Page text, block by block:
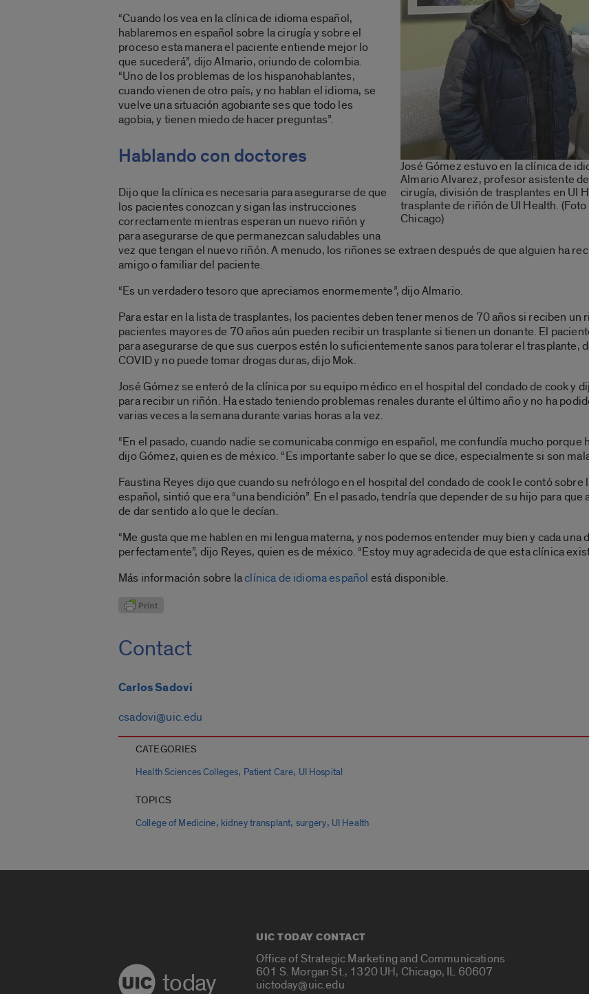
José Gómez estuvo en la clínica de
Almario Alvarez, profesor asistente
cirugía, división de trasplantes en UI
trasplante de riñón de UI Health.
Chicago)
“Cuando los vea en la clínica de idioma español,
hablaremos en español sobre la cirugía y sobre el
proceso esta manera el paciente entiende mejor lo
que sucederá”, dijo Almario, oriundo de colombia.
“Uno de los problemas de los hispanohablantes,
cuando vienen de otro país, y no hablan el idioma, se
vuelve una situación agobiante ses que todo les
agobia, y tienen miedo de hacer preguntas”.
Hablando con doctores
Dijo que la clínica es necesaria para asegurarse de que
los pacientes conozcan y sigan las instrucciones
correctamente mientras esperan un nuevo riñón y
para asegurarse de que permanezcan saludables una
vez que tengan el nuevo riñón. A menudo, los riñones se extraen después de que alguien ha
amigo o familiar del paciente.
“Es un verdadero tesoro que apreciamos enormemente”, dijo Almario.
Para estar en la lista de trasplantes, los pacientes deben tener menos de 70 años si reciben un
pacientes mayores de 70 años aún pueden recibir un trasplante si tienen un donante. El
para asegurarse de que sus cuerpos estén lo suficientemente sanos para tolerar el trasplante,
COVID y no puede tomar drogas duras, dijo Mok.
José Gómez se enteró de la clínica por su equipo médico en el hospital del condado de cook y
para recibir un riñón. Ha estado teniendo problemas renales durante el último año y no ha
varias veces a la semana durante varias horas a la vez.
“En el pasado, cuando nadie se comunicaba conmigo en español, me confundía mucho porque
dijo Gómez, quien es de méxico. “Es importante saber lo que se dice, especialmente si son
Faustina Reyes dijo que cuando su nefrólogo en el hospital del condado de cook le contó sobre
español, sintió que era “una bendición”. En el pasado, tendría que depender de su hijo para
de dar sentido a lo que le decían.
“Me gusta que me hablen en mi lengua materna, y nos podemos entender muy bien y cada
perfectamente”, dijo Reyes, quien es de méxico. “Estoy muy agradecida de que esta clínica
Más información sobre laclínica de idioma español está disponible.
Contact
Carlos Sadovi
csadovi@uic.edu
CATEGORIES
Health Sciences Colleges, Patient Care, UI Hospital
TOPICS
College of Medicine, kidney transplant, surgery, UI Health
today
UIC TODAY CONTACT
Office of Strategic Marketing and Communications
601 S. Morgan St., 1320 UH, Chicago, IL 60607
uictoday@uic.edu